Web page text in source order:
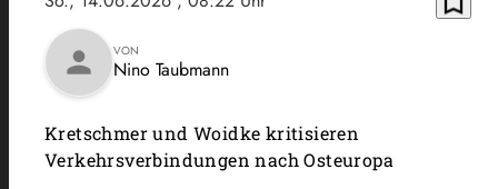
person VON
Nino Taubmann
Kretschmer und Woidke kritisieren
Verkehrsverbindungen nach Osteuropa